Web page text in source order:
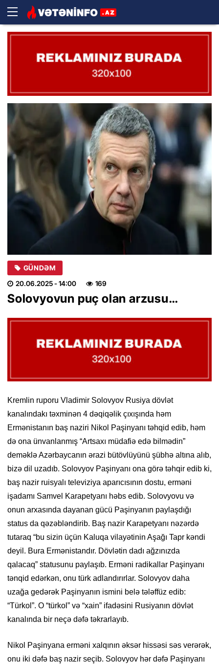
GÜNDƏM
20.06.2025- 14:00 169
Solovyovun puç olan arzusu…
Kremlin ruporu Vladimir Solovyov Rusiya dövlət
kanalındakı təxminən 4 dəqiqəlik çıxışında həm
Ermənistanın baş naziri Nikol Paşinyanı təhqid edib, həm
də ona ünvanlanmış “Artsaxı müdafiə edə bilmədin”
deməklə Azərbaycanın ərazi bütövlüyünü şübhə altına alıb,
bizə dil uzadıb. Solovyov Paşinyanı ona görə təhqir edib ki,
baş nazir ruisyalı televiziya aparıcısının dostu, erməni
işadamı Samvel Karapetyanı həbs edib. Solovyovu və
onun arxasında dayanan gücü Paşinyanın paylaşdığı
status da qəzəbləndirib. Baş nazir Karapetyanı nəzərdə
tutaraq “bu sizin üçün Kaluqa vilayətinin Aşağı Tapr kəndi
deyil. Bura Ermənistandır. Dövlətin dadı ağzınızda
qalacaq” statusunu paylaşıb. Erməni radikallar Paşinyanı
tənqid edərkən, onu türk adlandırırlar. Solovyov daha
uzağa gedərək Paşinyanın ismini belə tələffüz edib:
“Türkol”. O “türkol” və “xain” ifadəsini Rusiyanın dövlət
kanalında bir neçə dəfə təkrarlayıb.
Nikol Paşinyana erməni xalqının əksər hissəsi səs verərək,
onu iki dəfə baş nazir seçib. Solovyov hər dəfə Paşinyanı